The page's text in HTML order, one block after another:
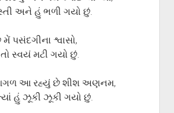
અને હું ભળી ગયો છું.
પસંદગીના શ્વાસો,
સ્વયં મટી ગયો છું.
આગળ આ રહ્યું છે શીશ અણનમ,
હું ઝૂકી ઝૂકી ગયો છું.